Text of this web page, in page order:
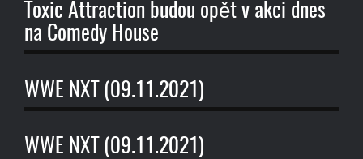
Toxic Attraction budou opět v akci dnes
na Comedy House
WWE NXT (09.11.2021)
WWE NXT (09.11.2021)